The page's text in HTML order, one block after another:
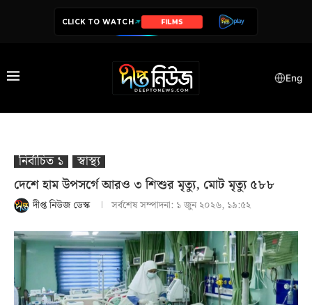
CLICK TO WATCH FILMS
SERIES
Eng
নির্বাচিত ১
স্বাস্থ‍্য
দেশে হাম উপসর্গে আরও ৩ শিশুর মৃত্যু, মোট মৃত্যু ৫৮৮
দীপ্ত নিউজ ডেস্ক সর্বশেষ সম্পাদনা: ১ জুন ২০২৬, ১৯:৫২